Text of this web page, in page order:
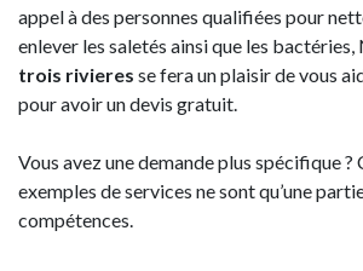
appel à des personnes qualifiées pour
enlever les saletés ainsi que les
trois rivieres se fera un plaisir de vous
pour avoir un devis gratuit.
Vous avez une demande plus spécifique ?
exemples de services ne sont qu’une
compétences.